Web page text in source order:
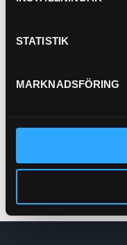
STATISTIK
MARKNADSFÖRING
21-M21
Köp